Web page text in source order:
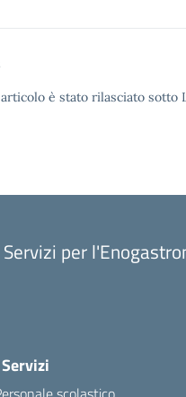
è stato rilasciato
per